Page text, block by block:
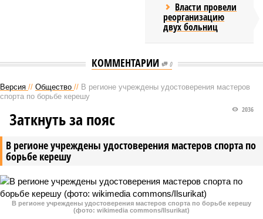
Власти провели
реорганизацию
двух больниц
КОММЕНТАРИИ 0
Версия // Общество // В регионе учреждены удостоверения мастеров
спорта по борьбе керешу
В регионе учреждены удостоверения мастеров спорта по
борьбе керешу
2036
Заткнуть за пояс
В регионе учреждены удостоверения мастеров спорта по борьбе керешу
(фото: wikimedia commons/Ilsurikat)